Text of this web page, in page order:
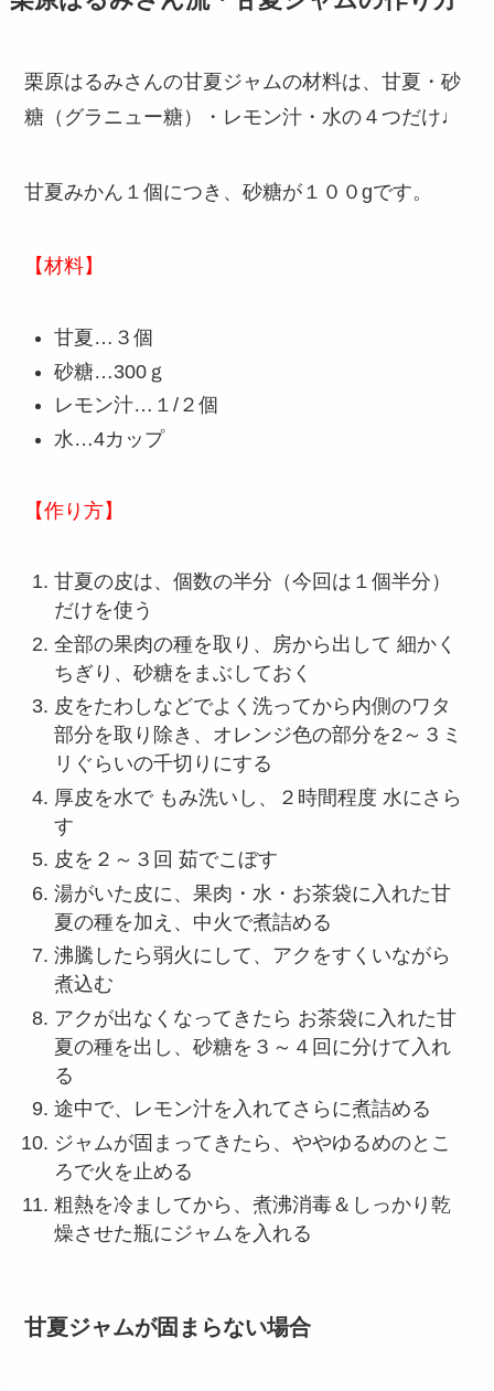
栗原はるみさんの甘夏ジャムの材料は、甘夏・砂
糖（グラニュー糖）・レモン汁・水の４つだけ♩
甘夏みかん１個につき、砂糖が１００gです。
【材料】
甘夏…３個
砂糖…300ｇ
レモン汁…１/２個
水…4カップ
【作り方】
甘夏の皮は、個数の半分（今回は１個半分）
だけを使う
全部の果肉の種を取り、房から出して 細かく
ちぎり、砂糖をまぶしておく
皮をたわしなどでよく洗ってから内側のワタ
部分を取り除き、オレンジ色の部分を2～３ミ
リぐらいの千切りにする
厚皮を水で もみ洗いし、２時間程度 水にさら
す
皮を２～３回 茹でこぼす
湯がいた皮に、果肉・水・お茶袋に入れた甘
夏の種を加え、中火で煮詰める
沸騰したら弱火にして、アクをすくいながら
煮込む
アクが出なくなってきたら お茶袋に入れた甘
夏の種を出し、砂糖を３～４回に分けて入れ
る
途中で、レモン汁を入れてさらに煮詰める
ジャムが固まってきたら、ややゆるめのとこ
ろで火を止める
粗熱を冷ましてから、煮沸消毒＆しっかり乾
燥させた瓶にジャムを入れる
甘夏ジャムが固まらない場合